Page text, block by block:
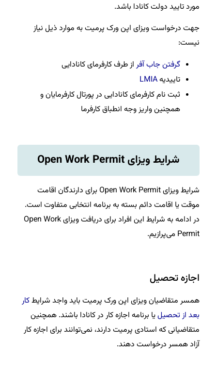
مورد تایید دولت کانادا باشد.
جهت درخواست ویزای اپن ورک پرمیت به موارد ذیل نیاز
نیست:
گرفتن جاب آفر از طرف کارفرمای کانادایی
تاییدیهLMIA
ثبت نام کارفرمای کانادایی در پورتال کارفرمایان و
همچنین واریز وجه انطباق کارفرما
شرایط ویزای Open Work Permit
شرایط ویزای Open Work Permit برای دارندگان اقامت
موقت یا اقامت دائم بسته به برنامه انتخابی متفاوت است.
در ادامه به شرایط این افراد برای دریافت ویزای Open Work
Permit می‌پرازیم.
اجازه تحصیل
همسر متقاضیان ویزای اپن ورک پرمیت باید واجد شرایطکار
بعد از تحصیلیا برنامه اجازه کار در کانادا باشند. همچنین
متقاضیانی که استادی پرمیت دارند، نمی‌توانند برای اجازه کار
آزاد همسر درخواست دهند.